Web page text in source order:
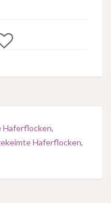
Haferflocken,
Haferflocken,